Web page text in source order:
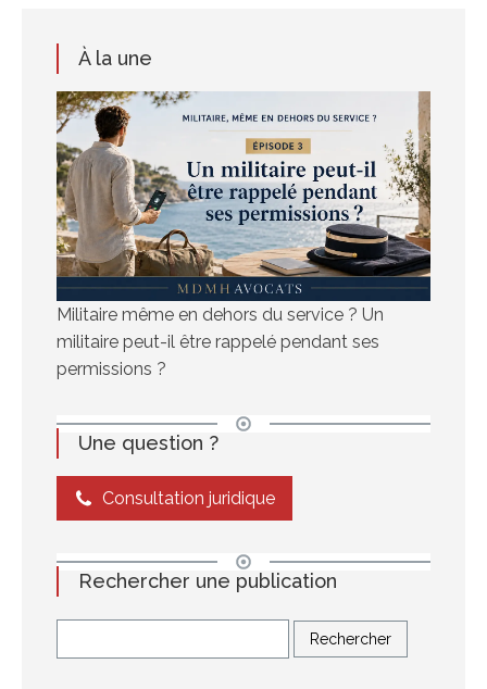
À la une
Militaire même en dehors du service ? Un
militaire peut-il être rappelé pendant ses
permissions ?
Une question ?
Consultation juridique
Rechercher une publication